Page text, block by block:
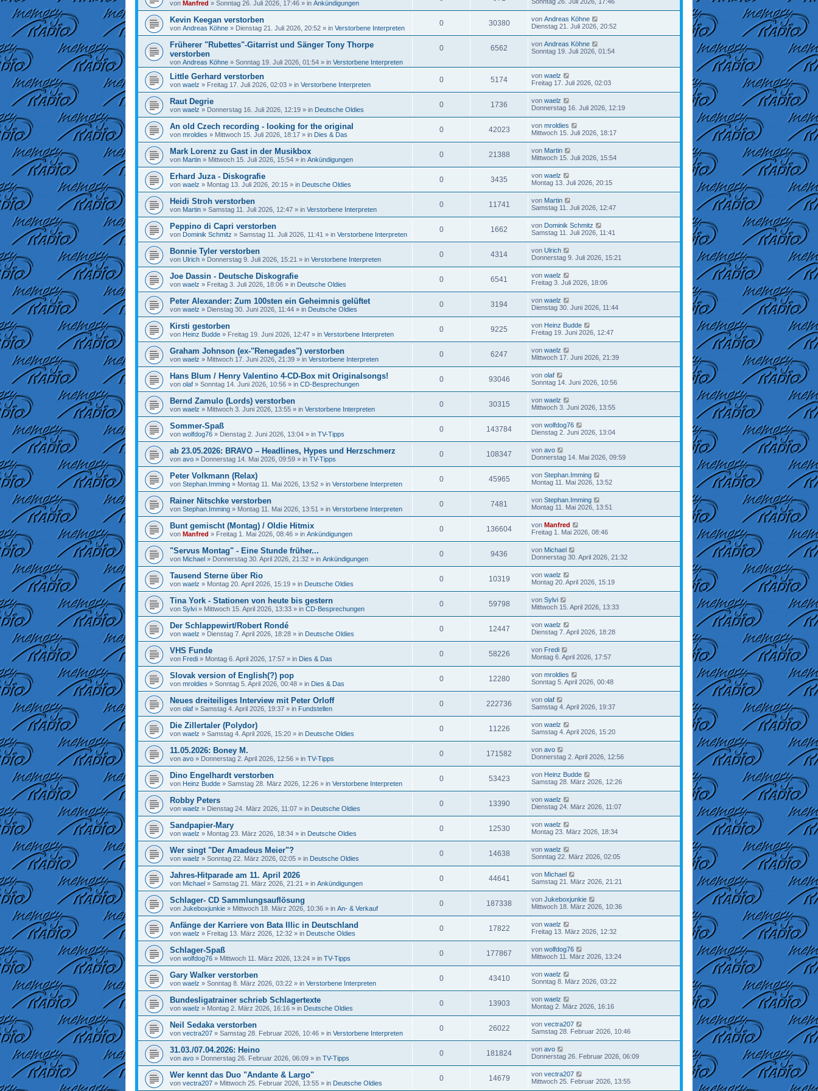
von Manfred » Sonntag 26. Juli 2026, 17:46 » in Ankündigungen
Kevin Keegan verstorben
von Andreas Köhne » Dienstag 21. Juli 2026, 20:52 » in Verstorbene Interpreten
0 30380 von Andreas Köhne
Dienstag 21. Juli 2026, 20:52
Früherer "Rubettes"-Gitarrist und Sänger Tony Thorpe
verstorben
von Andreas Köhne » Sonntag 19. Juli 2026, 01:54 » in Verstorbene Interpreten
0 6562 von Andreas Köhne
Sonntag 19. Juli 2026, 01:54
Little Gerhard verstorben
von waelz » Freitag 17. Juli 2026, 02:03 » in Verstorbene Interpreten
0 5174 von waelz
Freitag 17. Juli 2026, 02:03
Raut Degrie
von waelz » Donnerstag 16. Juli 2026, 12:19 » in Deutsche Oldies
0 1736 von waelz
Donnerstag 16. Juli 2026, 12:19
An old Czech recording - looking for the original
von mroldies » Mittwoch 15. Juli 2026, 18:17 » in Dies & Das
0 42023 von mroldies
Mittwoch 15. Juli 2026, 18:17
Mark Lorenz zu Gast in der Musikbox
von Martin » Mittwoch 15. Juli 2026, 15:54 » in Ankündigungen
0 21388 von Martin
Mittwoch 15. Juli 2026, 15:54
Erhard Juza - Diskografie
von waelz » Montag 13. Juli 2026, 20:15 » in Deutsche Oldies
0 3435 von waelz
Montag 13. Juli 2026, 20:15
Heidi Stroh verstorben
von Martin » Samstag 11. Juli 2026, 12:47 » in Verstorbene Interpreten
0 11741 von Martin
Samstag 11. Juli 2026, 12:47
Peppino di Capri verstorben
von Dominik Schmitz » Samstag 11. Juli 2026, 11:41 » in Verstorbene Interpreten
0 1662 von Dominik Schmitz
Samstag 11. Juli 2026, 11:41
Bonnie Tyler verstorben
von Ulrich » Donnerstag 9. Juli 2026, 15:21 » in Verstorbene Interpreten
0 4314 von Ulrich
Donnerstag 9. Juli 2026, 15:21
Joe Dassin - Deutsche Diskografie
von waelz » Freitag 3. Juli 2026, 18:06 » in Deutsche Oldies
0 6541 von waelz
Freitag 3. Juli 2026, 18:06
Peter Alexander: Zum 100sten ein Geheimnis gelüftet
von waelz » Dienstag 30. Juni 2026, 11:44 » in Deutsche Oldies
0 3194 von waelz
Dienstag 30. Juni 2026, 11:44
Kirsti gestorben
von Heinz Budde » Freitag 19. Juni 2026, 12:47 » in Verstorbene Interpreten
0 9225 von Heinz Budde
Freitag 19. Juni 2026, 12:47
Graham Johnson (ex-"Renegades") verstorben
von waelz » Mittwoch 17. Juni 2026, 21:39 » in Verstorbene Interpreten
0 6247 von waelz
Mittwoch 17. Juni 2026, 21:39
Hans Blum / Henry Valentino 4-CD-Box mit Originalsongs!
von olaf » Sonntag 14. Juni 2026, 10:56 » in CD-Besprechungen
0 93046 von olaf
Sonntag 14. Juni 2026, 10:56
Bernd Zamulo (Lords) verstorben
von waelz » Mittwoch 3. Juni 2026, 13:55 » in Verstorbene Interpreten
0 30315 von waelz
Mittwoch 3. Juni 2026, 13:55
Sommer-Spaß
von wolfdog76 » Dienstag 2. Juni 2026, 13:04 » in TV-Tipps
0 143784 von wolfdog76
Dienstag 2. Juni 2026, 13:04
ab 23.05.2026: BRAVO – Headlines, Hypes und Herzschmerz
von avo » Donnerstag 14. Mai 2026, 09:59 » in TV-Tipps
0 108347 von avo
Donnerstag 14. Mai 2026, 09:59
Peter Volkmann (Relax)
von Stephan.Imming » Montag 11. Mai 2026, 13:52 » in Verstorbene Interpreten
0 45965 von Stephan.Imming
Montag 11. Mai 2026, 13:52
Rainer Nitschke verstorben
von Stephan.Imming » Montag 11. Mai 2026, 13:51 » in Verstorbene Interpreten
0 7481 von Stephan.Imming
Montag 11. Mai 2026, 13:51
Bunt gemischt (Montag) / Oldie Hitmix
von Manfred » Freitag 1. Mai 2026, 08:46 » in Ankündigungen
0 136604 von Manfred
Freitag 1. Mai 2026, 08:46
"Servus Montag" - Eine Stunde früher...
von Michael » Donnerstag 30. April 2026, 21:32 » in Ankündigungen
0 9436 von Michael
Donnerstag 30. April 2026, 21:32
Tausend Sterne über Rio
von waelz » Montag 20. April 2026, 15:19 » in Deutsche Oldies
0 10319 von waelz
Montag 20. April 2026, 15:19
Tina York - Stationen von heute bis gestern
von Sylvi » Mittwoch 15. April 2026, 13:33 » in CD-Besprechungen
0 59798 von Sylvi
Mittwoch 15. April 2026, 13:33
Der Schlappewirt/Robert Rondé
von waelz » Dienstag 7. April 2026, 18:28 » in Deutsche Oldies
0 12447 von waelz
Dienstag 7. April 2026, 18:28
VHS Funde
von Fredi » Montag 6. April 2026, 17:57 » in Dies & Das
0 58226 von Fredi
Montag 6. April 2026, 17:57
Slovak version of English(?) pop
von mroldies » Sonntag 5. April 2026, 00:48 » in Dies & Das
0 12280 von mroldies
Sonntag 5. April 2026, 00:48
Neues dreiteiliges Interview mit Peter Orloff
von olaf » Samstag 4. April 2026, 19:37 » in Fundstellen
0 222736 von olaf
Samstag 4. April 2026, 19:37
Die Zillertaler (Polydor)
von waelz » Samstag 4. April 2026, 15:20 » in Deutsche Oldies
0 11226 von waelz
Samstag 4. April 2026, 15:20
11.05.2026: Boney M.
von avo » Donnerstag 2. April 2026, 12:56 » in TV-Tipps
0 171582 von avo
Donnerstag 2. April 2026, 12:56
Dino Engelhardt verstorben
von Heinz Budde » Samstag 28. März 2026, 12:26 » in Verstorbene Interpreten
0 53423 von Heinz Budde
Samstag 28. März 2026, 12:26
Robby Peters
von waelz » Dienstag 24. März 2026, 11:07 » in Deutsche Oldies
0 13390 von waelz
Dienstag 24. März 2026, 11:07
Sandpapier-Mary
von waelz » Montag 23. März 2026, 18:34 » in Deutsche Oldies
0 12530 von waelz
Montag 23. März 2026, 18:34
Wer singt "Der Amadeus Meier"?
von waelz » Sonntag 22. März 2026, 02:05 » in Deutsche Oldies
0 14638 von waelz
Sonntag 22. März 2026, 02:05
Jahres-Hitparade am 11. April 2026
von Michael » Samstag 21. März 2026, 21:21 » in Ankündigungen
0 44641 von Michael
Samstag 21. März 2026, 21:21
Schlager- CD Sammlungsauflösung
von Jukeboxjunkie » Mittwoch 18. März 2026, 10:36 » in An- & Verkauf
0 187338 von Jukeboxjunkie
Mittwoch 18. März 2026, 10:36
Anfänge der Karriere von Bata Illic in Deutschland
von waelz » Freitag 13. März 2026, 12:32 » in Deutsche Oldies
0 17822 von waelz
Freitag 13. März 2026, 12:32
Schlager-Spaß
von wolfdog76 » Mittwoch 11. März 2026, 13:24 » in TV-Tipps
0 177867 von wolfdog76
Mittwoch 11. März 2026, 13:24
Gary Walker verstorben
von waelz » Sonntag 8. März 2026, 03:22 » in Verstorbene Interpreten
0 43410 von waelz
Sonntag 8. März 2026, 03:22
Bundesligatrainer schrieb Schlagertexte
von waelz » Montag 2. März 2026, 16:16 » in Deutsche Oldies
0 13903 von waelz
Montag 2. März 2026, 16:16
Neil Sedaka verstorben
von vectra207 » Samstag 28. Februar 2026, 10:46 » in Verstorbene Interpreten
0 26022 von vectra207
Samstag 28. Februar 2026, 10:46
31.03./07.04.2026: Heino
von avo » Donnerstag 26. Februar 2026, 06:09 » in TV-Tipps
0 181824 von avo
Donnerstag 26. Februar 2026, 06:09
Wer kennt das Duo "Andante & Largo"
von vectra207 » Mittwoch 25. Februar 2026, 13:55 » in Deutsche Oldies
0 14679 von vectra207
Mittwoch 25. Februar 2026, 13:55